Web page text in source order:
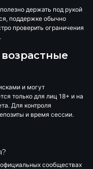
держать под рукой
поддержке обычно
проверить ограничения
и могут
только для лиц 18+ и на
Для контроля
и время сессии.
сообществах